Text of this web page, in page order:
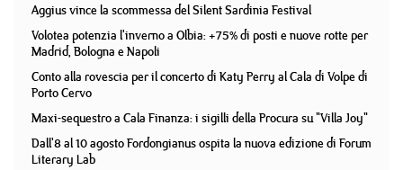
Aggius vince la scommessa del Silent Sardinia Festival
Volotea potenzia l'inverno a Olbia: +75% di posti e nuove rotte per
Madrid, Bologna e Napoli
Conto alla rovescia per il concerto di Katy Perry al Cala di Volpe di
Porto Cervo
Maxi-sequestro a Cala Finanza: i sigilli della Procura su "Villa Joy"
Dall'8 al 10 agosto Fordongianus ospita la nuova edizione di Forum
Literary Lab